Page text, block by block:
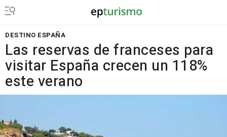
DESTINO ESPAÑA
Las reservas de franceses para
visitar España crecen un 118%
este verano